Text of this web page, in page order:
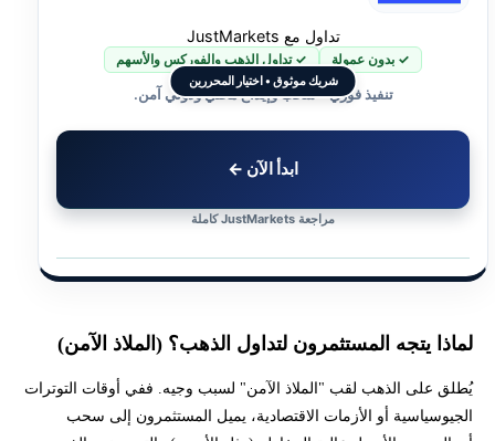
شريك موثوق • اختيار المحررين
تداول مع JustMarkets
✓ بدون عمولة ✓ تداول الذهب والفوركس والأسهم
تنفيذ فوري • سحب وإيداع محلي ودولي آمن.
ابدأ الآن ←
مراجعة JustMarkets كاملة
لماذا يتجه المستثمرون لتداول الذهب؟ (الملاذ الآمن)
يُطلق على الذهب لقب "الملاذ الآمن" لسبب وجيه. ففي أوقات التوترات
الجيوسياسية أو الأزمات الاقتصادية، يميل المستثمرون إلى سحب